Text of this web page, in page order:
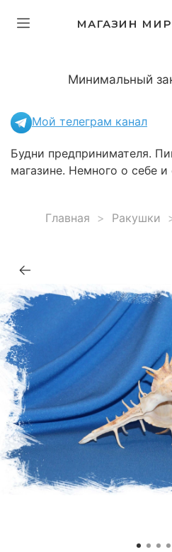
МАГАЗИН
Минимальный
Мой телеграм канал
Будни предпринимателя.
магазине. Немного о себе и
Главная Ракушки